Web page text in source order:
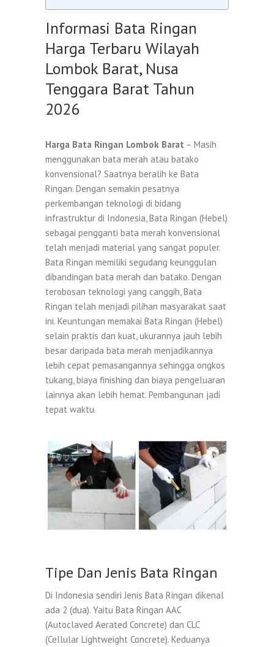
Informasi Bata Ringan
Harga Terbaru Wilayah
Lombok Barat, Nusa
Tenggara Barat Tahun
2026
Harga Bata Ringan Lombok Barat – Masih
menggunakan bata merah atau batako
konvensional? Saatnya beralih ke Bata
Ringan. Dengan semakin pesatnya
perkembangan teknologi di bidang
infrastruktur di Indonesia, Bata Ringan (Hebel)
sebagai pengganti bata merah konvensional
telah menjadi material yang sangat populer.
Bata Ringan memiliki segudang keunggulan
dibandingan bata merah dan batako. Dengan
terobosan teknologi yang canggih, Bata
Ringan telah menjadi pilihan masyarakat saat
ini. Keuntungan memakai Bata Ringan (Hebel)
selain praktis dan kuat, ukurannya jauh lebih
besar daripada bata merah menjadikannya
lebih cepat pemasangannya sehingga ongkos
tukang, biaya finishing dan biaya pengeluaran
lainnya akan lebih hemat. Pembangunan jadi
tepat waktu.
Tipe Dan Jenis Bata Ringan
Di Indonesia sendiri Jenis Bata Ringan dikenal
ada 2 (dua). Yaitu Bata Ringan AAC
(Autoclaved Aerated Concrete) dan CLC
(Cellular Lightweight Concrete). Keduanya